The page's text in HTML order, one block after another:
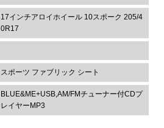
17インチアロイホイール 10スポーク 205/4
0R17
スポーツ ファブリック シート
BLUE&ME+USB,AM/FMチューナー付CDプ
レイヤーMP3